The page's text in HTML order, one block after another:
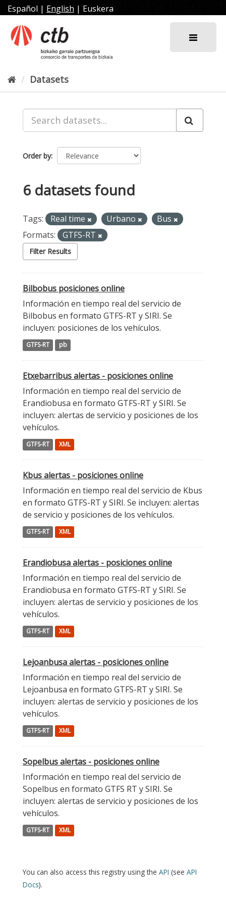
Skip
to
content
Español | English | Euskera
Datasets
Order by
6 datasets found
Tags: Real time Urbano
Bus
Formats:
GTFS-RT
Filter Results
Bilbobus posiciones online
Información en tiempo real del servicio de
Bilbobus en formato GTFS-RT y SIRI. Se
incluyen: posiciones de los vehículos.
GTFS-RT pb
Etxebarribus alertas - posiciones online
Información en tiempo real del servicio de
Erandiobusa en formato GTFS-RT y SIRI. Se
incluyen: alertas de servicio y posiciones de los
vehículos.
GTFS-RT XML
Kbus alertas - posiciones online
Información en tiempo real del servicio de Kbus
en formato GTFS-RT y SIRI. Se incluyen: alertas
de servicio y posiciones de los vehículos.
GTFS-RT XML
Erandiobusa alertas - posiciones online
Información en tiempo real del servicio de
Erandiobusa en formato GTFS-RT y SIRI. Se
incluyen: alertas de servicio y posiciones de los
vehículos.
GTFS-RT XML
Lejoanbusa alertas - posiciones online
Información en tiempo real del servicio de
Lejoanbusa en formato GTFS-RT y SIRI. Se
incluyen: alertas de servicio y posiciones de los
vehículos.
GTFS-RT XML
Sopelbus alertas - posiciones online
Información en tiempo real del servicio de
Sopelbus en formato GTFS RT y SIRI. Se
incluyen: alertas de servicio y posiciones de los
vehículos.
GTFS-RT XML
You can also access this registry using the API (see API
Docs).